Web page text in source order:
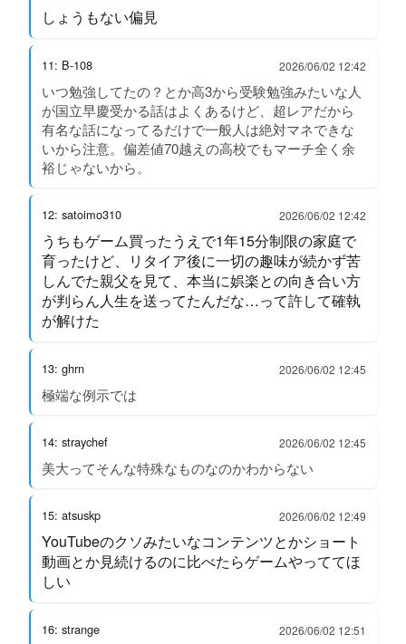
しょうもない偏見
11: B-108 2026/06/02 12:42
いつ勉強してたの？とか高3から受験勉強みたいな人
が国立早慶受かる話はよくあるけど、超レアだから
有名な話になってるだけで一般人は絶対マネできな
いから注意。偏差値70越えの高校でもマーチ全く余
裕じゃないから。
12: satoimo310 2026/06/02 12:42
うちもゲーム買ったうえで1年15分制限の家庭で
育ったけど、リタイア後に一切の趣味が続かず苦
しんでた親父を見て、本当に娯楽との向き合い方
が判らん人生を送ってたんだな…って許して確執
が解けた
13: ghrn 2026/06/02 12:45
極端な例示では
14: straychef 2026/06/02 12:45
美大ってそんな特殊なものなのかわからない
15: atsuskp 2026/06/02 12:49
YouTubeのクソみたいなコンテンツとかショート
動画とか見続けるのに比べたらゲームやっててほ
しい
16: strange 2026/06/02 12:51